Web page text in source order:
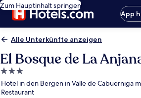
Zum Hauptinhalt springen
App
Alle Unterkünfte anzeigen
El Bosque de La
3.0-
Sterne-
Unterkunft
Hotel in den Bergen in Valle de Cabuerniga
Restaurant